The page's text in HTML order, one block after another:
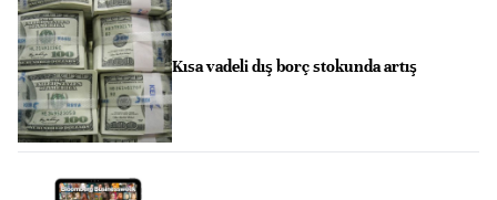
Kısa vadeli dış borç stokunda artış